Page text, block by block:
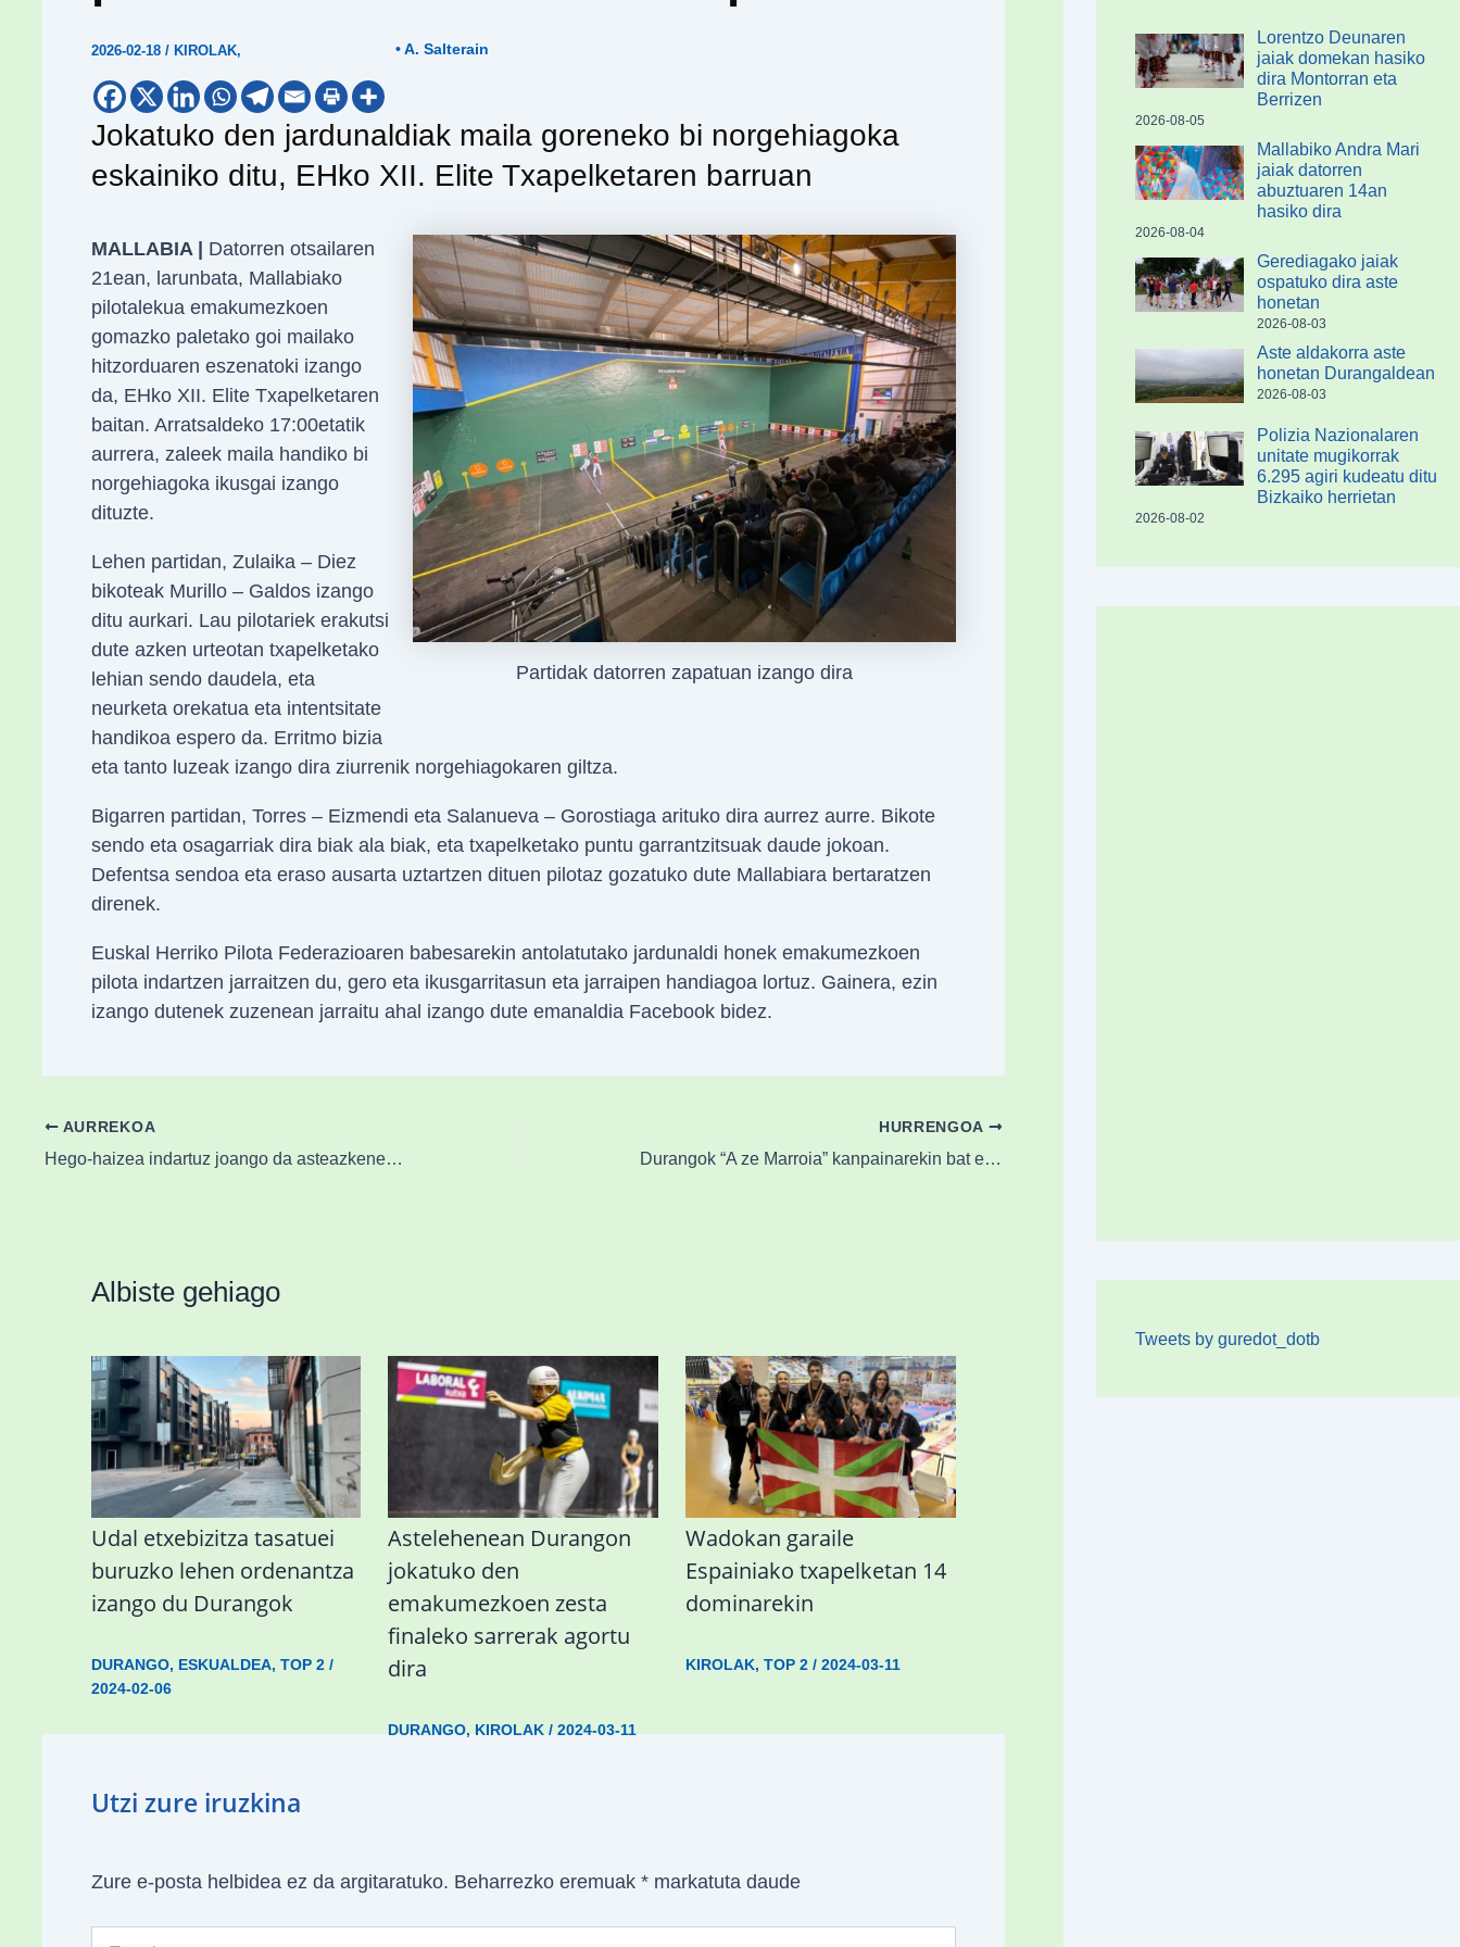
2026-02-18 / KIROLAK, • A. Salterain
Jokatuko den jardunaldiak maila goreneko bi norgehiagoka
eskainiko ditu, EHko XII. Elite Txapelketaren barruan
Partidak datorren zapatuan izango dira
MALLABIA |
Datorren otsailaren
21ean, larunbata, Mallabiako
pilotalekua emakumezkoen
gomazko paletako goi mailako
hitzorduaren eszenatoki izango
da, EHko XII. Elite Txapelketaren
baitan. Arratsaldeko 17:00etatik
aurrera, zaleek maila handiko bi
norgehiagoka ikusgai izango
dituzte.
Lehen partidan, Zulaika – Diez
bikoteak Murillo – Galdos izango
ditu aurkari. Lau pilotariek erakutsi
dute azken urteotan txapelketako
lehian sendo daudela, eta
neurketa orekatua eta intentsitate
handikoa espero da. Erritmo bizia
eta tanto luzeak izango dira ziurrenik norgehiagokaren giltza.
Bigarren partidan, Torres – Eizmendi eta Salanueva – Gorostiaga arituko dira aurrez aurre. Bikote
sendo eta osagarriak dira biak ala biak, eta txapelketako puntu garrantzitsuak daude jokoan.
Defentsa sendoa eta eraso ausarta uztartzen dituen pilotaz gozatuko dute Mallabiara bertaratzen
direnek.
Euskal Herriko Pilota Federazioaren babesarekin antolatutako jardunaldi honek emakumezkoen
pilota indartzen jarraitzen du, gero eta ikusgarritasun eta jarraipen handiagoa lortuz. Gainera, ezin
izango dutenek zuzenean jarraitu ahal izango dute emanaldia Facebook bidez.
AURREKOA
Hego-haizea indartuz joango da asteazkenean eta gogor joko du
HURRENGOA
Durangok “A ze Marroia” kanpainarekin bat egingo du Ezkurdin
Albiste gehiago
Udal etxebizitza tasatuei
buruzko lehen ordenantza
izango du Durangok
DURANGO, ESKUALDEA, TOP 2/
2024-02-06
Astelehenean Durangon
jokatuko den
emakumezkoen zesta
finaleko sarrerak agortu
dira
DURANGO, KIROLAK /2024-03-11
Wadokan garaile
Espainiako txapelketan 14
dominarekin
KIROLAK,TOP 2 /2024-03-11
Utzi zure iruzkina
Zure e-posta helbidea ez da argitaratuko. Beharrezko eremuak *markatuta daude
Lorentzo Deunaren
jaiak domekan hasiko
dira Montorran eta
Berrizen
2026-08-05
Mallabiko Andra Mari
jaiak datorren
abuztuaren 14an
hasiko dira
2026-08-04
Gerediagako jaiak
ospatuko dira aste
honetan
2026-08-03
Aste aldakorra aste
honetan Durangaldean
2026-08-03
Polizia Nazionalaren
unitate mugikorrak
6.295 agiri kudeatu ditu
Bizkaiko herrietan
2026-08-02
Tweets by guredot_dotb